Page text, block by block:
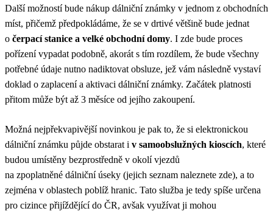
Další možností bude nákup dálniční známky v jednom z obchodních
míst, přičemž předpokládáme, že se v drtivé většině bude jednat
o čerpací stanice a velké obchodní domy. I zde bude proces
pořízení vypadat podobně, akorát s tím rozdílem, že bude všechny
potřebné údaje nutno nadiktovat obsluze, jež vám následně vystaví
doklad o zaplacení a aktivaci dálniční známky. Začátek platnosti
přitom může být až 3 měsíce od jejího zakoupení.
Možná nejpřekvapivější novinkou je pak to, že si elektronickou
dálniční známku půjde obstarat i v samoobslužných kioscích, které
budou umístěny bezprostředně v okolí vjezdů
na zpoplatněné dálniční úseky (jejich seznam naleznete zde), a to
zejména v oblastech poblíž hranic. Tato služba je tedy spíše určena
pro cizince přijíždějící do ČR, avšak využívat ji mohou